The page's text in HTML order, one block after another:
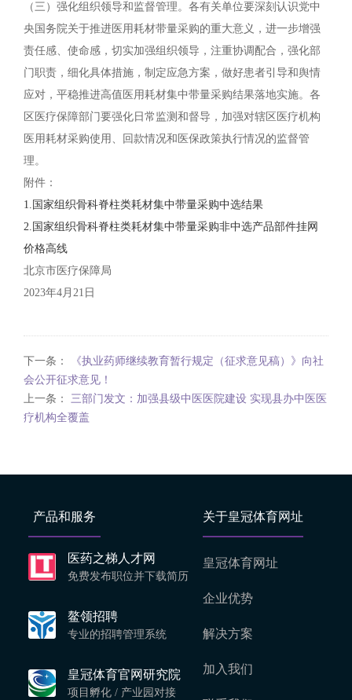
（三）强化组织领导和监督管理。各有关单位要深刻认识党中
央国务院关于推进医用耗材带量采购的重大意义，进一步增强
责任感、使命感，切实加强组织领导，注重协调配合，强化部
门职责，细化具体措施，制定应急方案，做好患者引导和舆情
应对，平稳推进高值医用耗材集中带量采购结果落地实施。各
区医疗保障部门要强化日常监测和督导，加强对辖区医疗机构
医用耗材采购使用、回款情况和医保政策执行情况的监督管
理。
附件：
1.国家组织骨科脊柱类耗材集中带量采购中选结果
2.国家组织骨科脊柱类耗材集中带量采购非中选产品部件挂网
价格高线
北京市医疗保障局
2023年4月21日
下一条：
《执业药师继续教育暂行规定（征求意见稿）》向社
会公开征求意见！
上一条： 三部门发文：加强县级中医医院建设 实现县办中医医
疗机构全覆盖
产品和服务
医药之梯人才网
免费发布职位并下载简历
鳌领招聘
专业的招聘管理系统
皇冠体育官网研究院
项目孵化 / 产业园对接
关于皇冠体育网址
皇冠体育网址
企业优势
解决方案
加入我们